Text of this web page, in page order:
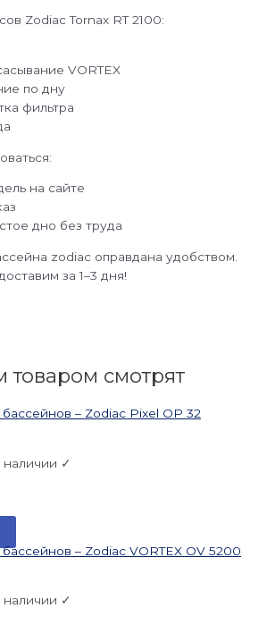
Zodiac Tornax RT 2100:
VORTEX
по дну
фильтра
на сайте
дно без труда
zodiac оправдана удобством.
за 1–3 дня!
товаром смотрят
– Zodiac Pixel OP 32
наличии ✓
– Zodiac VORTEX OV 5200
наличии ✓